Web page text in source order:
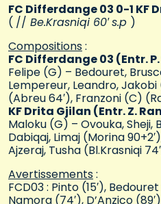
FC Differdange 03 0-1 KF
( // Be.Krasniqi 60′s.p )
Compositions:
FC Differdange 03 (Entr.
Felipe (G) – Bedouret,
Lempereur, Leandro, Jakobi
(Abreu 64′), Franzoni (C)
KF Drita Gjilan (Entr. Z.
Maloku (G) – Ovouka, Sheji,
Dabiqaj, Limaj (Morina
Ajzeraj, Tusha (Bl.Krasniqi
Avertissements:
FCD03 : Pinto (15′),
Namora (74′), D’Anzico